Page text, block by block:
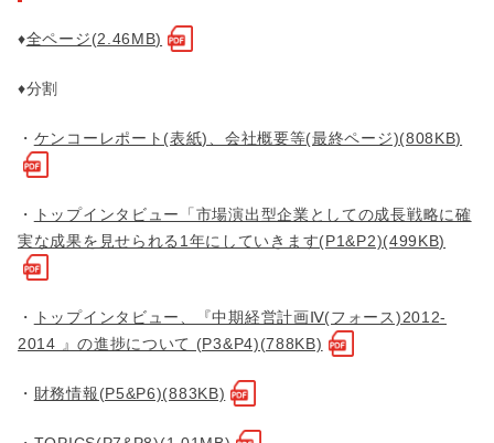
♦全ページ(2.46MB)
♦分割
・ ケンコーレポート(表紙)、会社概要等(最終ページ)(808KB)
・
トップインタビュー「市場演出型企業としての成長戦略に確
実な成果を見せられる1年にしていきます(P1&P2)(499KB)
・
トップインタビュー、『中期経営計画Ⅳ(フォース)2012-
2014 』の進捗について (P3&P4)(788KB)
・ 財務情報(P5&P6)(883KB)